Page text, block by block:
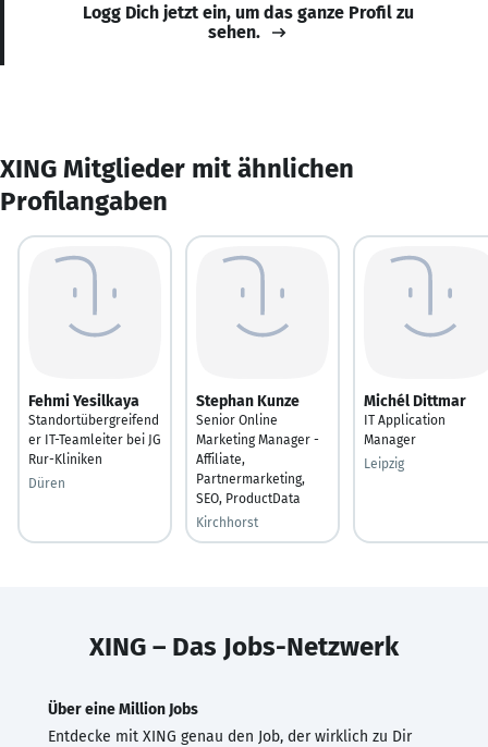
Logg Dich jetzt ein, um das ganze Profil zu
sehen.
XING Mitglieder mit ähnlichen
Profilangaben
Fehmi Yesilkaya
Standortübergreifend
er IT-Teamleiter bei JG
Rur-Kliniken
Düren
Stephan Kunze
Senior Online
Marketing Manager -
Affiliate,
Partnermarketing,
SEO, ProductData
Kirchhorst
Michél Dittmar
IT Application
Manager
Leipzig
XING – Das Jobs-Netzwerk
Über eine Million Jobs
Entdecke mit XING genau den Job, der wirklich zu Dir